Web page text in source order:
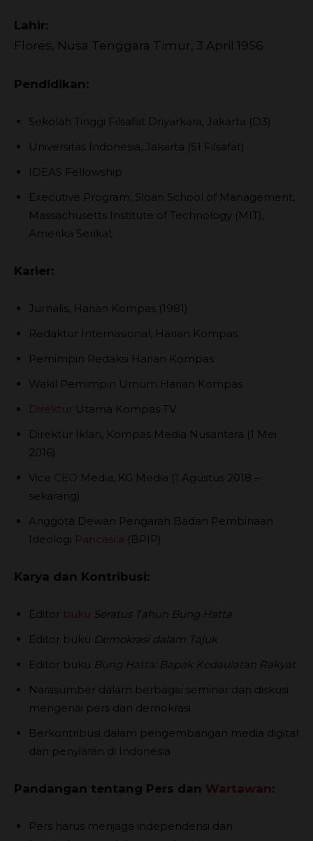
Lahir:
Flores, Nusa Tenggara Timur, 3 April 1956
Pendidikan:
Sekolah Tinggi Filsafat Driyarkara, Jakarta (D3)
Universitas Indonesia, Jakarta (S1 Filsafat)
IDEAS Fellowship
Executive Program, Sloan School of Management,
Massachusetts Institute of Technology (MIT),
Amerika Serikat
Karier:
Jurnalis, Harian Kompas (1981)
Redaktur Internasional, Harian Kompas
Pemimpin Redaksi Harian Kompas
Wakil Pemimpin Umum Harian Kompas
Direktur Utama Kompas TV
Direktur Iklan, Kompas Media Nusantara (1 Mei
2016)
Vice CEO Media, KG Media (1 Agustus 2018 –
sekarang)
Anggota Dewan Pengarah Badan Pembinaan
Ideologi Pancasila (BPIP)
Karya dan Kontribusi:
Editor buku Seratus Tahun Bung Hatta
Editor buku Demokrasi dalam Tajuk
Editor buku Bung Hatta: Bapak Kedaulatan Rakyat
Narasumber dalam berbagai seminar dan diskusi
mengenai pers dan demokrasi
Berkontribusi dalam pengembangan media digital
dan penyiaran di Indonesia
Pandangan tentang Pers dan Wartawan:
Pers harus menjaga independensi dan